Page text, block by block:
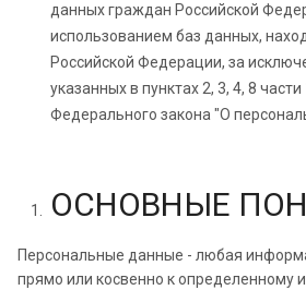
данных граждан Российской
использованием баз данных,
Российской Федерации, за
указанных в пунктах 2, 3, 4, 8 части
Федерального закона "О
ОСНОВНЫЕ
Персональные данные - любая
прямо или косвенно к определенному